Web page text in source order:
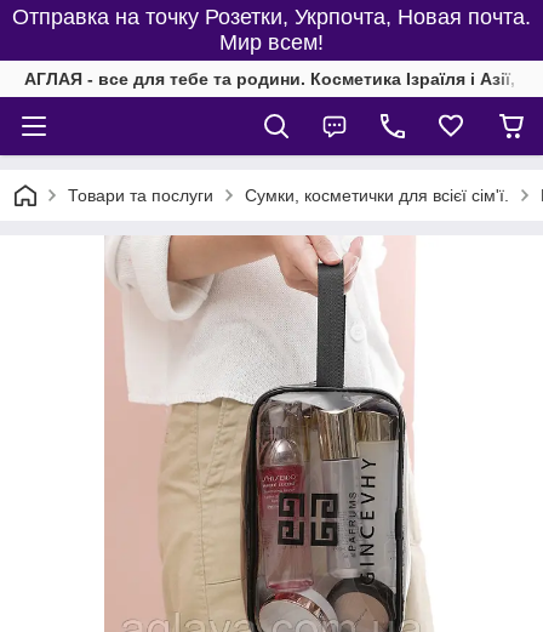
Отправка на точку Розетки, Укрпочта, Новая почта.
Мир всем!
АГЛАЯ - все для тебе та родини. Косметика Ізраїля і Азії,
Товари та послуги Сумки, косметички для всієї сім'ї.